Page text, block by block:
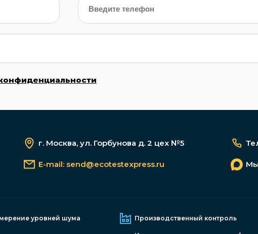
г. Москва, ул. Горбунова д. 2 цех №5
E-mail: send@ecotestexpress.ru Мы
уровней шума Производственный контроль